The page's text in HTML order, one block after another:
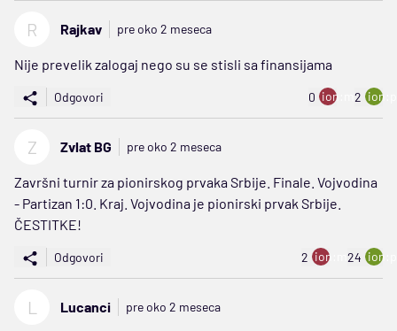
R Rajkav pre oko 2 meseca
Nije prevelik zalogaj nego su se stisli sa finansijama
Odgovori 0 ion:minus
2
Z Zvlat BG pre oko 2 meseca
Završni turnir za pionirskog prvaka Srbije. Finale. Vojvodina
- Partizan 1:0. Kraj. Vojvodina je pionirski prvak Srbije.
ČESTITKE!
Odgovori 2 ion:minus
24
L Lucanci pre oko 2 meseca